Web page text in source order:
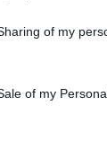
of my
of my